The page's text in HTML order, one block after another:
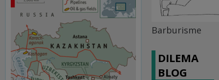
Barburisme
DILEMA
BLOG